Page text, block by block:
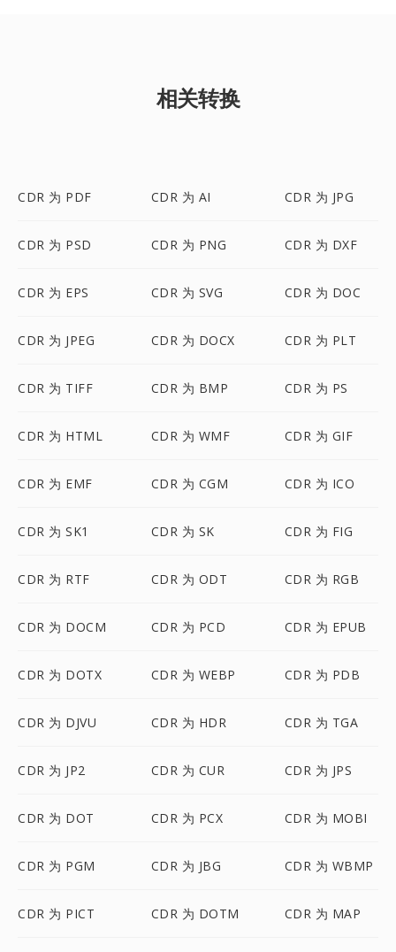
相关转换
CDR 为 PDF CDR 为 AI CDR 为 JPG
CDR 为 PSD CDR 为 PNG CDR 为 DXF
CDR 为 EPS CDR 为 SVG CDR 为 DOC
CDR 为 JPEG CDR 为 DOCX CDR 为 PLT
CDR 为 TIFF CDR 为 BMP CDR 为 PS
CDR 为 HTML CDR 为 WMF CDR 为 GIF
CDR 为 EMF CDR 为 CGM CDR 为 ICO
CDR 为 SK1 CDR 为 SK CDR 为 FIG
CDR 为 RTF CDR 为 ODT CDR 为 RGB
CDR 为 DOCM CDR 为 PCD CDR 为 EPUB
CDR 为 DOTX CDR 为 WEBP CDR 为 PDB
CDR 为 DJVU CDR 为 HDR CDR 为 TGA
CDR 为 JP2 CDR 为 CUR CDR 为 JPS
CDR 为 DOT CDR 为 PCX CDR 为 MOBI
CDR 为 PGM CDR 为 JBG CDR 为 WBMP
CDR 为 PICT CDR 为 DOTM CDR 为 MAP